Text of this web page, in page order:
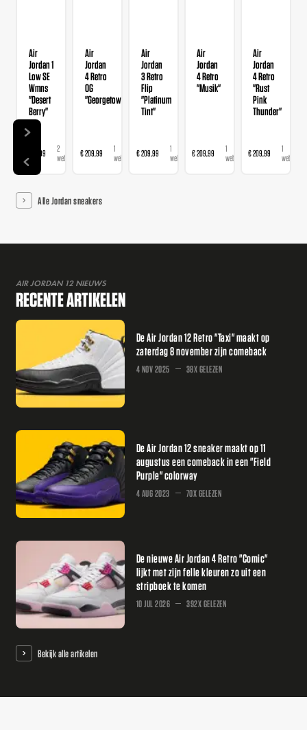
Air
Jordan 1
Low SE
Wmns
"Desert
Berry"
€ 139,99
2
webshops
Air
Jordan
4 Retro
OG
"Georgetown"
€ 209,99
1
webshop
Air
Jordan
3 Retro
Flip
"Platinum
Tint"
€ 209,99
1
webshop
Air
Jordan
4 Retro
"Musik"
€ 209,99
1
webshop
Air
Jordan
4 Retro
"Rust
Pink
Thunder"
€ 209,99
1
webshop
Alle Jordan sneakers
AIR JORDAN 12 NIEUWS
RECENTE ARTIKELEN
De Air Jordan 12 Retro "Taxi" maakt op
zaterdag 8 november zijn comeback
4 NOV 2025 38X GELEZEN
De Air Jordan 12 sneaker maakt op 11
augustus een comeback in een "Field
Purple" colorway
4 AUG 2023 70X GELEZEN
De nieuwe Air Jordan 4 Retro "Comic"
lijkt met zijn felle kleuren zo uit een
stripboek te komen
10 JUL 2026 392X GELEZEN
Bekijk alle artikelen